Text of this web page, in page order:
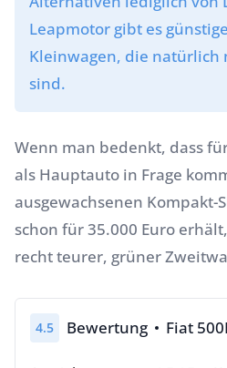
Leapmotor gibt es
Kleinwagen, die natürlich
sind.
Wenn man bedenkt, dass
als Hauptauto in Frage
ausgewachsenen Kompakt-
schon für 35.000 Euro
recht teurer, grüner
4.5 Bewertung Fiat